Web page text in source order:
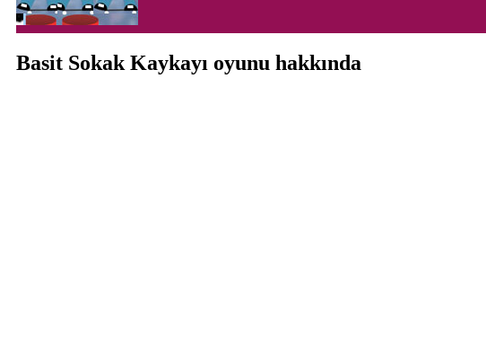
Basit Sokak Kaykayı oyunu hakkında